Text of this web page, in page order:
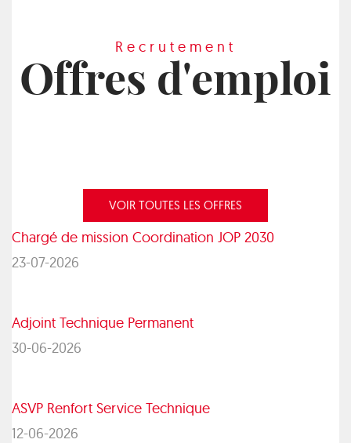
Recrutement
Offres d'emploi
VOIR TOUTES LES OFFRES
Chargé de mission Coordination JOP 2030
23-07-2026
Adjoint Technique Permanent
30-06-2026
ASVP Renfort Service Technique
12-06-2026